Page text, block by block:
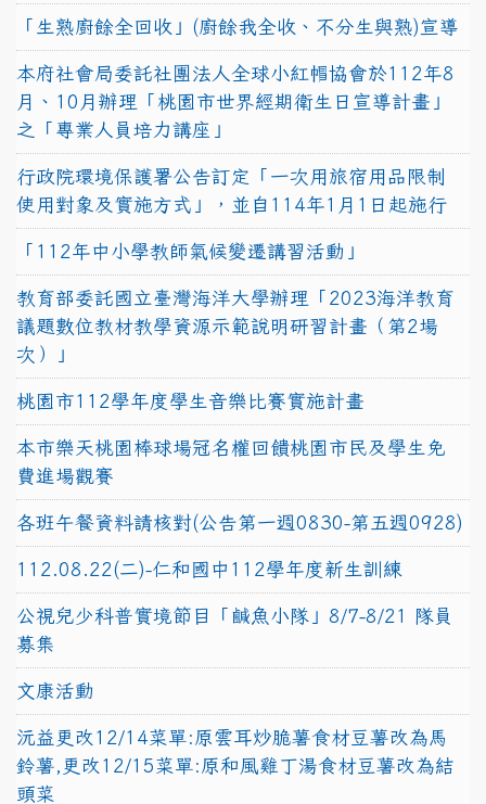
「生熟廚餘全回收」(廚餘我全收、不分生與熟)宣導
本府社會局委託社團法人全球小紅帽協會於112年8
月、10月辦理「桃園市世界經期衛生日宣導計畫」
之「專業人員培力講座」
行政院環境保護署公告訂定「一次用旅宿用品限制
使用對象及實施方式」，並自114年1月1日起施行
「112年中小學教師氣候變遷講習活動」
教育部委託國立臺灣海洋大學辦理「2023海洋教育
議題數位教材教學資源示範說明研習計畫（第2場
次）」
桃園市112學年度學生音樂比賽實施計畫
本市樂天桃園棒球場冠名權回饋桃園市民及學生免
費進場觀賽
各班午餐資料請核對(公告第一週0830-第五週0928)
112.08.22(二)-仁和國中112學年度新生訓練
公視兒少科普實境節目「鹹魚小隊」8/7-8/21 隊員
募集
文康活動
沅益更改12/14菜單:原雲耳炒脆薯食材豆薯改為馬
鈴薯,更改12/15菜單:原和風雞丁湯食材豆薯改為結
頭菜